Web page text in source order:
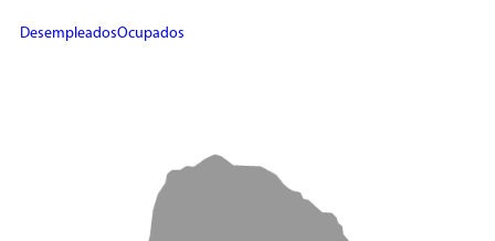
DesempleadosOcupados